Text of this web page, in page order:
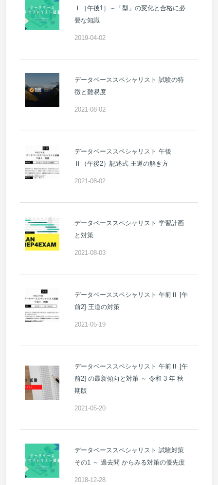
Ⅰ［午後1］～「型」の変化と合格に必
要な知識
2019-04-02
データベーススペシャリスト 試験の特
徴と難易度
2021-08-02
データベーススペシャリスト 午後
Ⅱ（午後2）記述式 王道の解き方
2021-08-02
データベーススペシャリスト 学習計画
と対策
2021-08-03
データベーススペシャリスト 午前Ⅱ [午
前2] 王道の対策
2021-05-19
データベーススペシャリスト 午前Ⅱ [午
前2] の最新傾向と対策 ～ 令和 3 年 秋
期版
2021-05-20
データベーススペシャリスト 試験対策
その1 ～ 過去問 からみる対策の優先度
2018-12-28